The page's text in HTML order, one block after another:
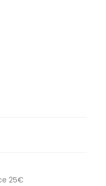
25€